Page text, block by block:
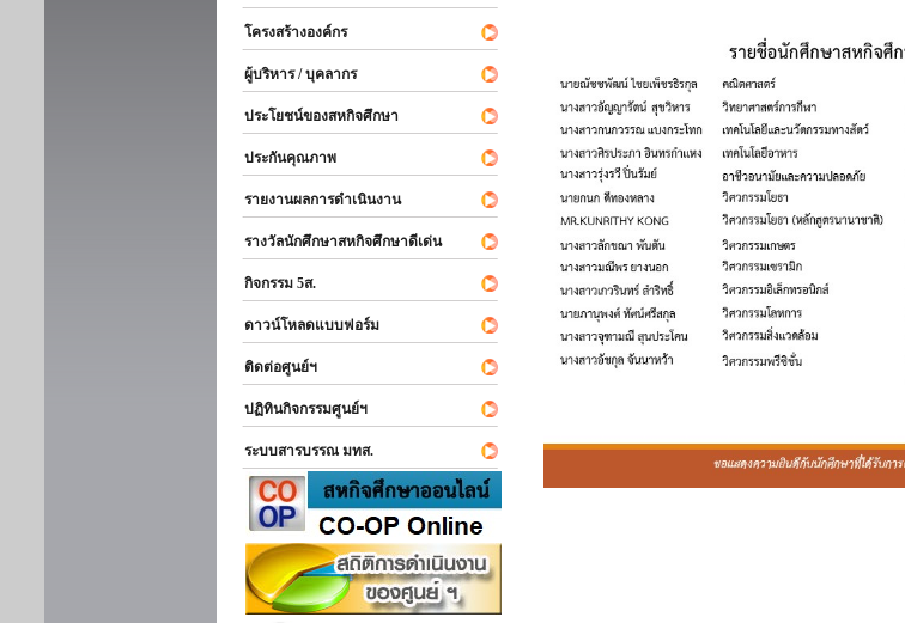
โครงสร้างองค์กร
ผู้บริหาร / บุคลากร
ประโยชน์ของสหกิจศึกษา
ประกันคุณภาพ
รายงานผลการดำเนินงาน
รางวัลนักศึกษาสหกิจศึกษาดีเด่น
กิจกรรม 5ส.
ดาวน์โหลดแบบฟอร์ม
ติดต่อศูนย์ฯ
ปฏิทินกิจกรรมศูนย์ฯ
ระบบสารบรรณ มทส.